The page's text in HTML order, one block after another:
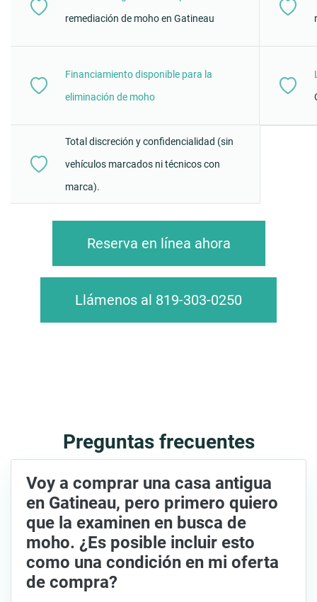
remediación de moho en Gatineau
Financiamiento disponible para la
eliminación de moho
Total discreción y confidencialidad (sin
vehículos marcados ni técnicos con
marca).
Reserva en línea ahora
Llámenos al 819-303-0250
Preguntas frecuentes
Voy a comprar una casa antigua
en Gatineau, pero primero quiero
que la examinen en busca de
moho. ¿Es posible incluir esto
como una condición en mi oferta
de compra?